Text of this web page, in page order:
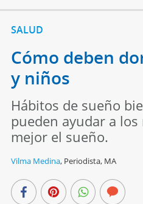
SALUD
Cómo deben
y niños
Hábitos de sueño
pueden ayudar a
mejor el sueño.
Vilma Medina, Periodista, MA